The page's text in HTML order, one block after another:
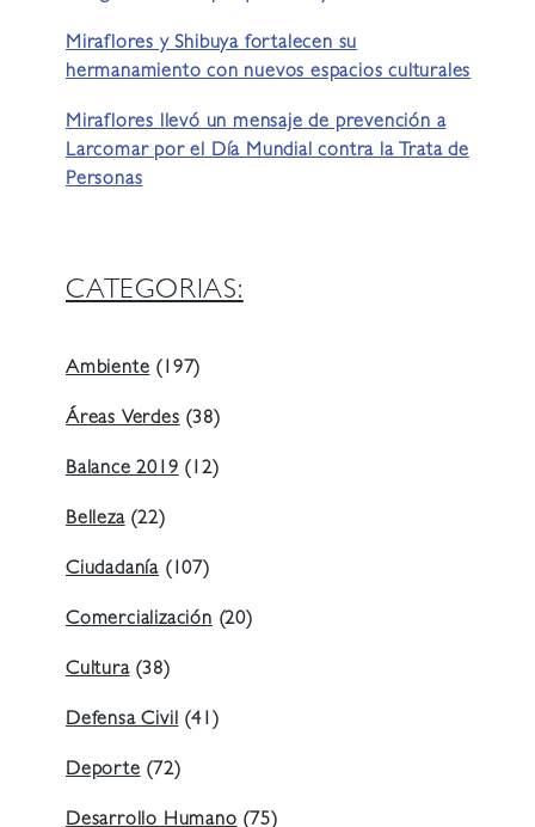
Miraflores y Shibuya fortalecen su
hermanamiento con nuevos espacios culturales
Miraflores llevó un mensaje de prevención a
Larcomar por el Día Mundial contra la Trata de
Personas
CATEGORIAS:
Ambiente(197)
Áreas Verdes(38)
Balance 2019(12)
Belleza(22)
Ciudadanía (107)
Comercialización(20)
Cultura(38)
Defensa Civil(41)
Deporte(72)
Desarrollo Humano(75)